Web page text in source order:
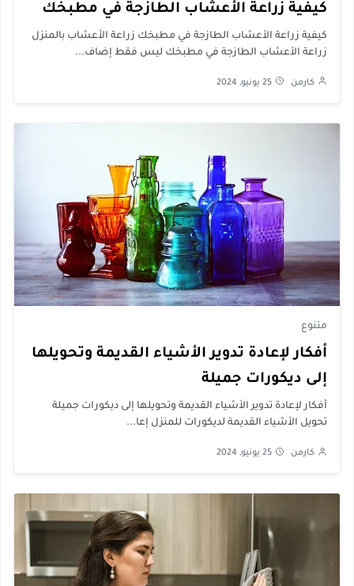
كيفية زراعة الأعشاب الطازجة في مطبخك
كيفية زراعة الأعشاب الطازجة في مطبخك زراعة الأعشاب بالمنزل
زراعة الأعشاب الطازجة في مطبخك ليس فقط إضاف...
كارمن 25 يونيو, 2024
متنوع
أفكار لإعادة تدوير الأشياء القديمة وتحويلها
إلى ديكورات جميلة
أفكار لإعادة تدوير الأشياء القديمة وتحويلها إلى ديكورات جميلة
تحويل الأشياء القديمة لديكورات للمنزل إعا...
كارمن 25 يونيو, 2024